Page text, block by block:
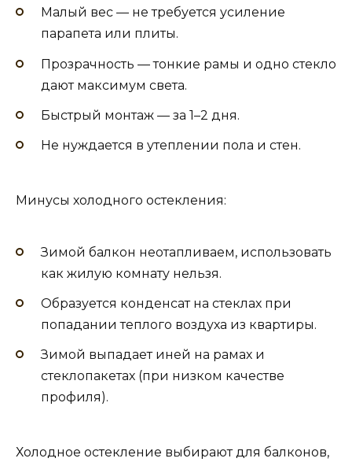
Малый вес — не требуется усиление
парапета или плиты.
Прозрачность — тонкие рамы и одно стекло
дают максимум света.
Быстрый монтаж — за 1–2 дня.
Не нуждается в утеплении пола и стен.
Минусы холодного остекления:
Зимой балкон неотапливаем, использовать
как жилую комнату нельзя.
Образуется конденсат на стеклах при
попадании теплого воздуха из квартиры.
Зимой выпадает иней на рамах и
стеклопакетах (при низком качестве
профиля).
Холодное остекление выбирают для балконов,